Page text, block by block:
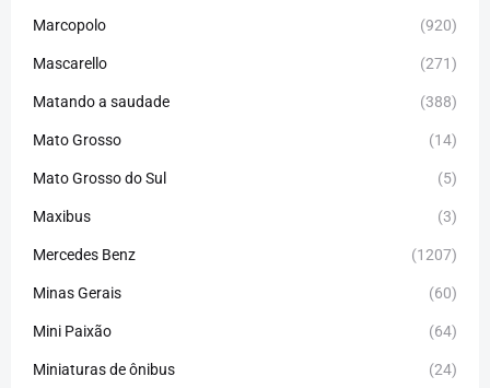
Marcopolo (920)
Mascarello (271)
Matando a saudade (388)
Mato Grosso (14)
Mato Grosso do Sul (5)
Maxibus (3)
Mercedes Benz (1207)
Minas Gerais (60)
Mini Paixão (64)
Miniaturas de ônibus (24)